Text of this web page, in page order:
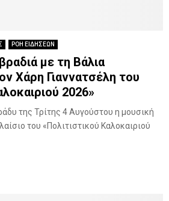
ΡΟΗ ΕΙΔΗΣΕΩΝ
με τη Βάλια
Χάρη Γιαννατσέλη του
2026»
της Τρίτης 4 Αυγούστου η μουσική
του «Πολιτιστικού Καλοκαιριού